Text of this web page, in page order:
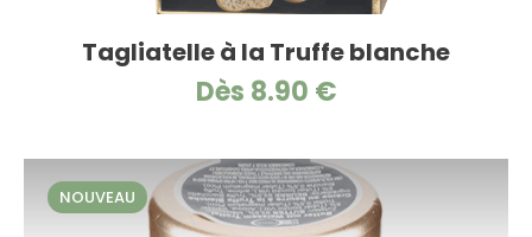
Tagliatelle à la Truffe blanche
Dès 8.90 €
NOUVEAU